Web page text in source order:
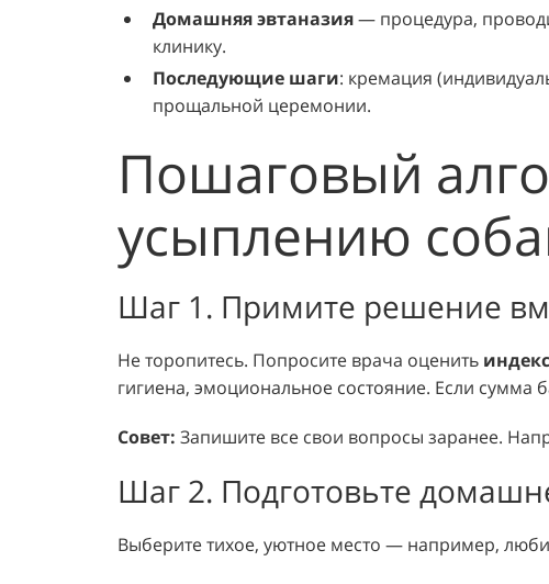
Домашняя эвтаназия— процедура,
клинику.
Последующие шаги: кремация
прощальной церемонии.
Пошаговый
усыплению
Шаг 1. Примите решение
Не торопитесь. Попросите врача оценить
гигиена, эмоциональное состояние. Если
Совет: Запишите все свои вопросы заранее.
Шаг 2. Подготовьте
Выберите тихое, уютное место — например,